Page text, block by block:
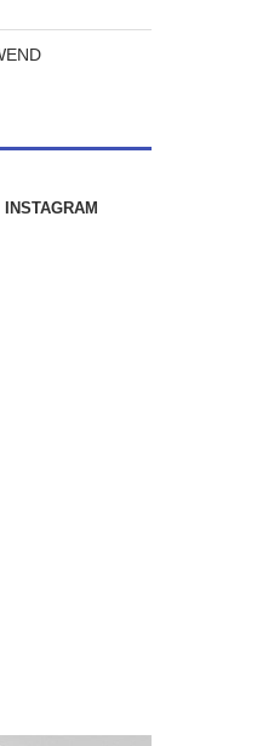
INSTAGRAM